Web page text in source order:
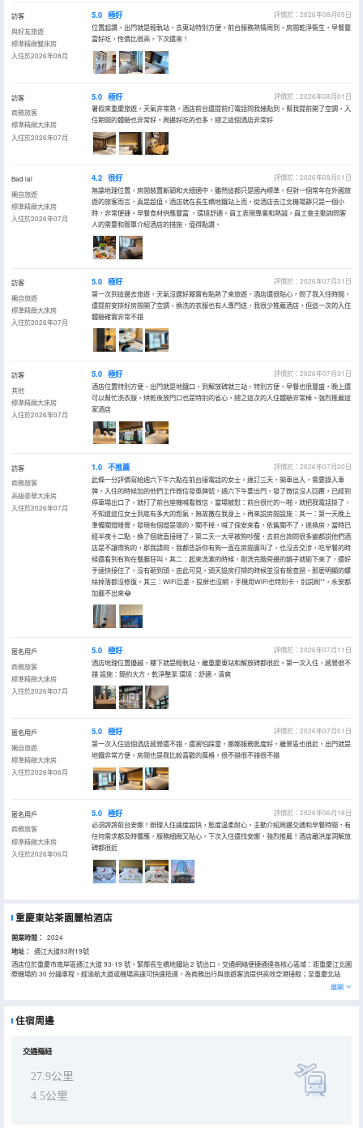
訪客
與好友旅遊
標準精緻雙床房
入住於2026年08月
5.0 極好
評價於：2026年08月05日
位置超讚，出門就是輕軌站，去東站特別方便。前台服務熱情周到，房間乾淨衞生，早餐豐
富好吃，性價比很高，下次還來！
訪客
商務旅客
標準精緻大床房
入住於2026年07月
5.0 極好
評價於：2026年08月01日
暑假來重慶旅遊，天氣非常熱，酒店前台還提前打電話問我幾點到，幫我提前開了空調，入
住期間的體驗也非常好，周邊好吃的也多，總之這個酒店非常好
Bad lai
獨自旅遊
標準精緻大床房
入住於2026年07月
4.2 很好
評價於：2026年08月01日
無論地理位置，房間裝置新穎和大細適中，雖然這都只是國內標準，但對一個常年在外國旅
遊的旅客而言，真是超值。酒店就在長生橋地鐵站上而，從酒店去江北機場靜只是一個小
時，非常便捷。早餐食材供應豐富 ，環境舒適。員工表現專業和熱誠，員工會主動詢問客
人的需要和簡單介紹酒店的措施，值得點讚。
訪客
獨自旅遊
標準精緻大床房
入住於2026年07月
5.0 極好
評價於：2026年07月31日
第一次到這邊去旅遊，天氣沒選好屬實有點熱了來旅遊，酒店還很貼心，問了我入住時間，
還提前安排好房間開了空調，換洗的衣服也有人專門送，我很少推薦酒店，但這一次的入住
體驗確實非常不錯
訪客
其他
標準精緻大床房
入住於2026年07月
5.0 極好
評價於：2026年07月31日
酒店位置特別方便，出門就是地鐵口，到解放碑就三站，特別方便，早餐也很豐盛，晚上還
可以幫忙洗衣服，烘乾後放門口也是特別的省心，總之這次的入住體驗非常棒，強烈推薦這
家酒店
訪客
商務旅客
高級豪華大床房
入住於2026年07月
1.0 不推薦
評價於：2026年07月20日
此條一分評價寫給週六下午六點在前台接電話的女士。連訂三天，開車出入，需要錄入車
牌，入住的時候加的他們工作微信發車牌號，週六下午要出門，發了微信沒人回覆，已經到
停車場出口了，就打了前台座機喊看微信，當場被懟：前台很忙的～啪，就把我電話掛了，
不知道這位女士到底有多大的怨氣，無故撒在我身上，再來説房間設施：其一：第一天晚上
準備關燈睡覺，發現有個燈是壞的，關不掉，喊了保安來看，依舊關不了，遂換房，當時已
經半夜十二點，換了個就直接睡了，第二天一大早被狗吵醒，去前台詢問很多遍都説他們酒
店是不讓帶狗的，那我請問，我都告訴你有狗一直在房間裏叫了，也沒去交涉，吃早餐的時
候還看到有狗在餐廳狂叫。其二：起來洗漱的時候，剛洗完臉旁邊的鏡子就砸下來了，還好
手速快接住了，沒有砸到頭。由此可見，頭天退房打掃的時候並沒有檢查過，那麼明顯的螺
絲掉落都沒修復。其三：WiFi巨差，投屏也沒網，手機用WiFi也特別卡，別説刷**，永安都
加載不出來😂
匿名用戶
商務旅客
標準精緻大床房
入住於2026年07月
5.0 極好
評價於：2026年07月11日
酒店地理位置優越，樓下就是輕軌站，離重慶東站和解放碑都很近。第一次入住，感覺很不
錯 設施：簡約大方，乾淨整潔 環境：舒適，清爽
匿名用戶
獨自旅遊
標準精緻大床房
入住於2026年06月
5.0 極好
評價於：2026年07月01日
第一次入住這個酒店感覺還不錯，還害怕踩雷，娜娜服務態度好，離景區也很近，出門就是
地鐵非常方便，房間也是我比較喜歡的風格，很不錯很不錯很不錯
匿名用戶
商務旅客
標準精緻大床房
入住於2026年06月
5.0 極好
評價於：2026年06月18日
必須誇誇前台安娜！辦理入住速度超快，態度温柔耐心，主動介紹周邊交通和早餐時間，有
任何需求都及時響應，服務細緻又貼心，下次入住還找安娜，強烈推薦！酒店離洪崖洞解放
碑都很近
重慶東站茶園麗柏酒店
開業時間： 2024
地址：
通江大道93附19號
酒店位於重慶市南岸區通江大道 93-19 號，緊鄰長生橋地鐵站 2 號出口，交通網絡便捷通達各核心區域：距重慶江北國
際機場約 30 分鐘車程，經渝航大道或機場高速可快速抵達，為商務出行與旅遊客流提供高效空港接駁；至重慶北站
（龍頭寺站）車程約 30 分鐘，至重慶西站（沙坪壩區）車程約 40 分鐘，至重慶東站直線距離不足 5 公里，車程約10
分鐘，輕鬆聯動全國高鐵網絡；除 3 站可達的解放碑商圈外，距南岸區核心的南坪商圈約 15 分鐘車程，涵蓋萬達、協
理局等政務機構，便於企業辦理各項事務；同時靠近重慶經濟技術開發區（南岸園區），區域內聚集眾多高新技術企業
間主題宴會廳，水晶廳面積為800平方米，內部無柱結構，舉辦宴會時可容納450人用餐；星空廳面積達400平方米，
能容納300人用餐。另外有2間多功能廳，一間面積為700平方米且無柱，另一間面積為350平方米。還有一間面積300
平米的早餐廳，可容納70人用餐以及一間130平米的會議室。酒店還擁有大型茶樓配套設施，包含20間包房和4個大
廳，並設有大型停車場。這家酒店是一家集大型宴會服務、餐飲住宿、商務會議等於一體的時尚宴會型酒店。
展開
住宿周邊
交通樞紐
27.9公里
4.5公里